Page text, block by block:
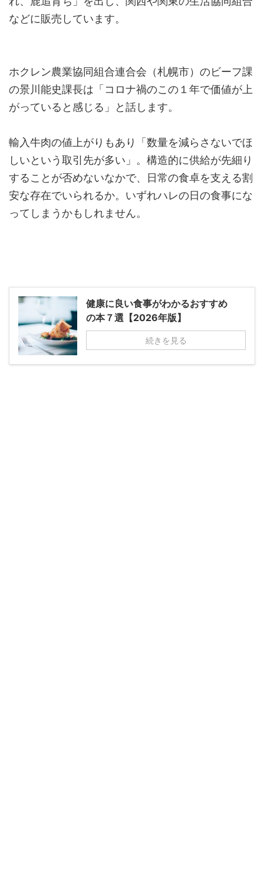
などに販売しています。
ホクレン農業協同組合連合会（札幌市）のビーフ課
の景川能史課長は「コロナ禍のこの１年で価値が上
がっていると感じる」と話します。
輸入牛肉の値上がりもあり「数量を減らさないでほ
しいという取引先が多い」。構造的に供給が先細り
することが否めないなかで、日常の食卓を支える割
安な存在でいられるか。いずれハレの日の食事にな
ってしまうかもしれません。
健康に良い食事がわかるおすすめ
の本７選【2026年版】
続きを見る